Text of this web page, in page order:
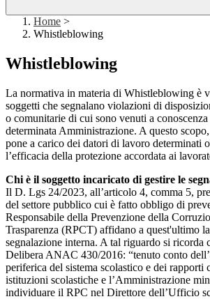
Home >
Whistleblowing
Whistleblowing
La normativa in materia di Whistleblowing è
soggetti che segnalano violazioni di
o comunitarie di cui sono venuti a
determinata Amministrazione. A questo
pone a carico dei datori di lavoro determinati
l’efficacia della protezione accordata ai
Chi è il soggetto incaricato di gestire le
Il D. Lgs 24/2023, all’articolo 4, comma 5,
del settore pubblico cui è fatto obbligo di
Responsabile della Prevenzione della
Trasparenza (RPCT) affidano a quest'ultimo
segnalazione interna. A tal riguardo si ricorda
Delibera ANAC 430/2016: “tenuto conto
periferica del sistema scolastico e dei rapporti
istituzioni scolastiche e l’Amministrazione
individuare il RPC nel Direttore dell’Ufficio